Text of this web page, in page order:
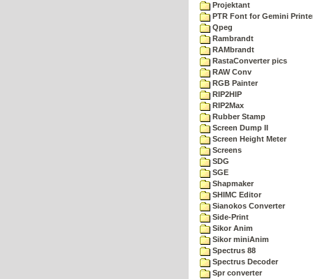
Projektant
PTR Font for Gemini
Qpeg
Rambrandt
RAMbrandt
RastaConverter pics
RAW Conv
RGB Painter
RIP2HIP
RIP2Max
Rubber Stamp
Screen Dump II
Screen Height Meter
Screens
SDG
SGE
Shapmaker
SHIMC Editor
Sianokos Converter
Side-Print
Sikor Anim
Sikor miniAnim
Spectrus 88
Spectrus Decoder
Spr converter